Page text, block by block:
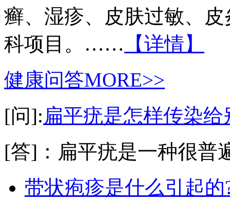
癣、湿疹、皮肤过敏、
科项目。…… 【详情】
健康问答MORE>>
[问]:扁平疣是怎样传染给
[答]：扁平疣是一种很普
带状疱疹是什么引起的